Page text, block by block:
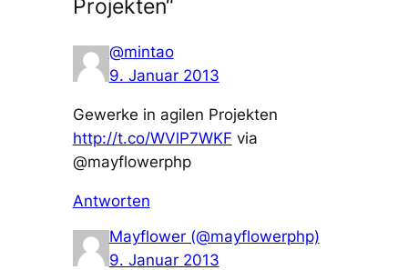
Projekten“
@mintao
9. Januar 2013
Gewerke in agilen Projekten
http://t.co/WVlP7WKF via
@mayflowerphp
Antworten
Mayflower (@mayflowerphp)
9. Januar 2013